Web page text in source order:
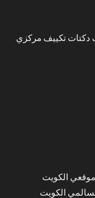
دكتات تكييف مركزي
الكويت
الكويت